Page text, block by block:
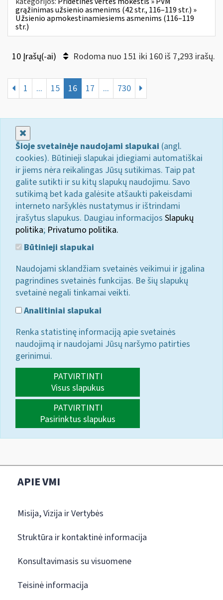
grąžinimas užsienio asmenims (42 str., 116–119 str.) »
Užsienio apmokestinamiesiems asmenims (116–119
str.)
10 Įrašų(-ai) Rodoma nuo 151 iki 160 iš 7,293 irašų.
1 ... 15 16 17 ... 730
Šioje svetainėje naudojami slapukai (angl.
cookies). Būtinieji slapukai įdiegiami automatiškai
ir jiems nėra reikalingas Jūsų sutikimas. Taip pat
galite sutikti ir su kitų slapukų naudojimu. Savo
sutikimą bet kada galėsite atšaukti pakeisdami
interneto naršyklės nustatymus ir ištrindami
įrašytus slapukus. Daugiau informacijos Slapukų
politika; Privatumo politika.
Būtinieji slapukai
Naudojami sklandžiam svetainės veikimui ir įgalina
pagrindines svetainės funkcijas. Be šių slapukų
svetainė negali tinkamai veikti.
Analitiniai slapukai
Renka statistinę informaciją apie svetainės
naudojimą ir naudojami Jūsų naršymo patirties
gerinimui.
PATVIRTINTI
Visus slapukus
PATVIRTINTI
Pasirinktus slapukus
APIE VMI
Misija, Vizija ir Vertybės
Struktūra ir kontaktinė informacija
Konsultavimasis su visuomene
Teisinė informacija